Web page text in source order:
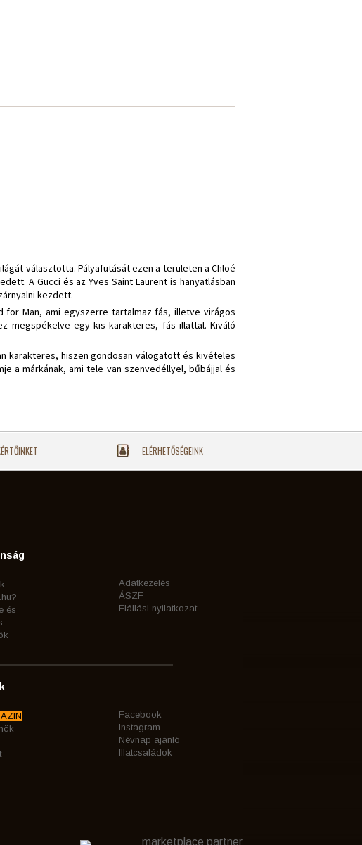
választotta. Pályafutását ezen a területen a Chloé
A Gucci és az Yves Saint Laurent is hanyatlásban
kezdett.
for Man, ami egyszerre tartalmaz fás, illetve virágos
megspékelve egy kis karakteres, fás illattal. Kiváló
karakteres, hiszen gondosan válogatott és kivételes
a márkának, ami tele van szenvedéllyel, bűbájjal és
ELÉRHETŐSÉGEINK
és
Adatkezelés
ÁSZF
Elállási nyilatkozat
Facebook
Instagram
Névnap ajánló
Illatcsaládok
marketplace partner